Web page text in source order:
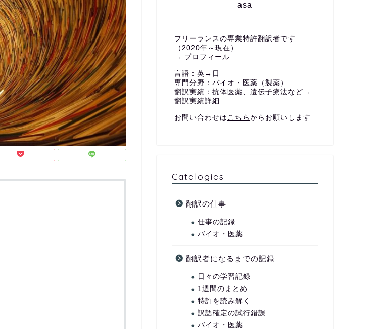
asa
フリーランスの専業特許翻訳者です
（2020年～現在）
→ プロフィール
言語：英→日
専門分野：バイオ・医薬（製薬）
翻訳実績：抗体医薬、遺伝子療法など→
翻訳実績詳細
お問い合わせは こちら からお願いします
Catelogies
翻訳の仕事
仕事の記録
バイオ・医薬
翻訳者になるまでの記録
日々の学習記録
1週間のまとめ
特許を読み解く
訳語確定の試行錯誤
バイオ・医薬